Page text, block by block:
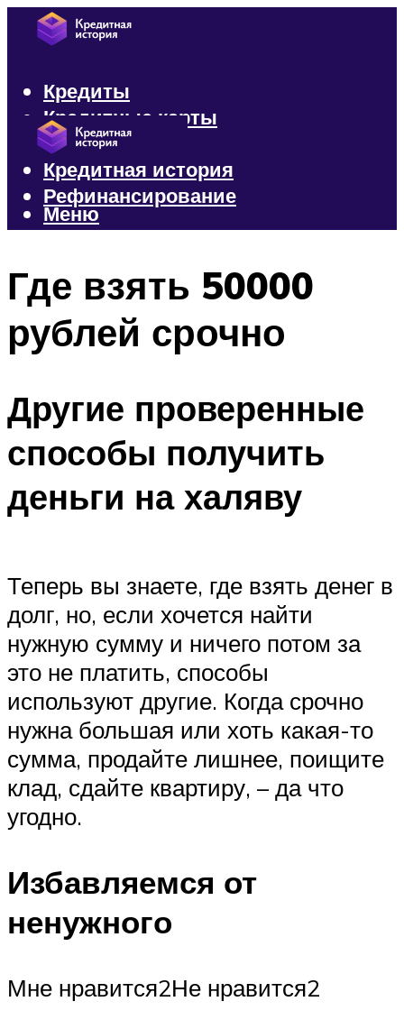
Кредиты
Кредитные карты
Микрозаймы
Кредитная история
Рефинансирование
Меню
Где взять 50000
рублей срочно
Другие проверенные
способы получить
деньги на халяву
Теперь вы знаете, где взять денег в
долг, но, если хочется найти
нужную сумму и ничего потом за
это не платить, способы
используют другие. Когда срочно
нужна большая или хоть какая-то
сумма, продайте лишнее, поищите
клад, сдайте квартиру, – да что
угодно.
Избавляемся от
ненужного
Мне нравится2Не нравится2